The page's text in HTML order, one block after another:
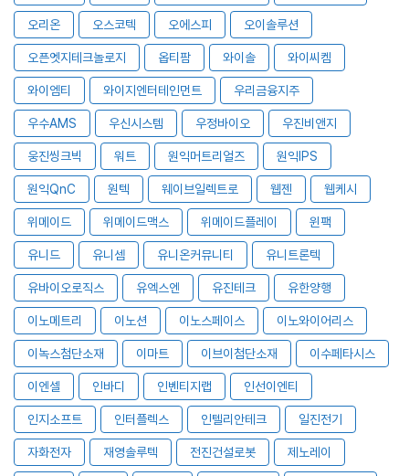
오리온 오스코텍 오에스피 오이솔루션
오픈엣지테크놀로지 옵티팜 와이솔 와이씨켐
와이엠티 와이지엔터테인먼트 우리금융지주
우수AMS 우신시스템 우정바이오 우진비앤지
웅진씽크빅 워트 원익머트리얼즈 원익IPS
원익QnC 원텍 웨이브일렉트로 웹젠 웹케시
위메이드 위메이드맥스 위메이드플레이 윈팩
유니드 유니셈 유니온커뮤니티 유니트론텍
유바이오로직스 유엑스엔 유진테크 유한양행
이노메트리 이노션 이노스페이스 이노와이어리스
이녹스첨단소재 이마트 이브이첨단소재 이수페타시스
이엔셀 인바디 인벤티지랩 인선이엔티
인지소프트 인터플렉스 인텔리안테크 일진전기
자화전자 재영솔루텍 전진건설로봇 제노레이